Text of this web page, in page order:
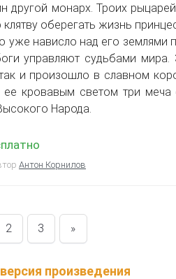
другой монарх. Троих
оберегать жизнь
нависло над его землями
управляют судьбами мира.
и произошло в славном
кровавым светом три меча
Народа.
Антон Корнилов
2 3 »
произведения